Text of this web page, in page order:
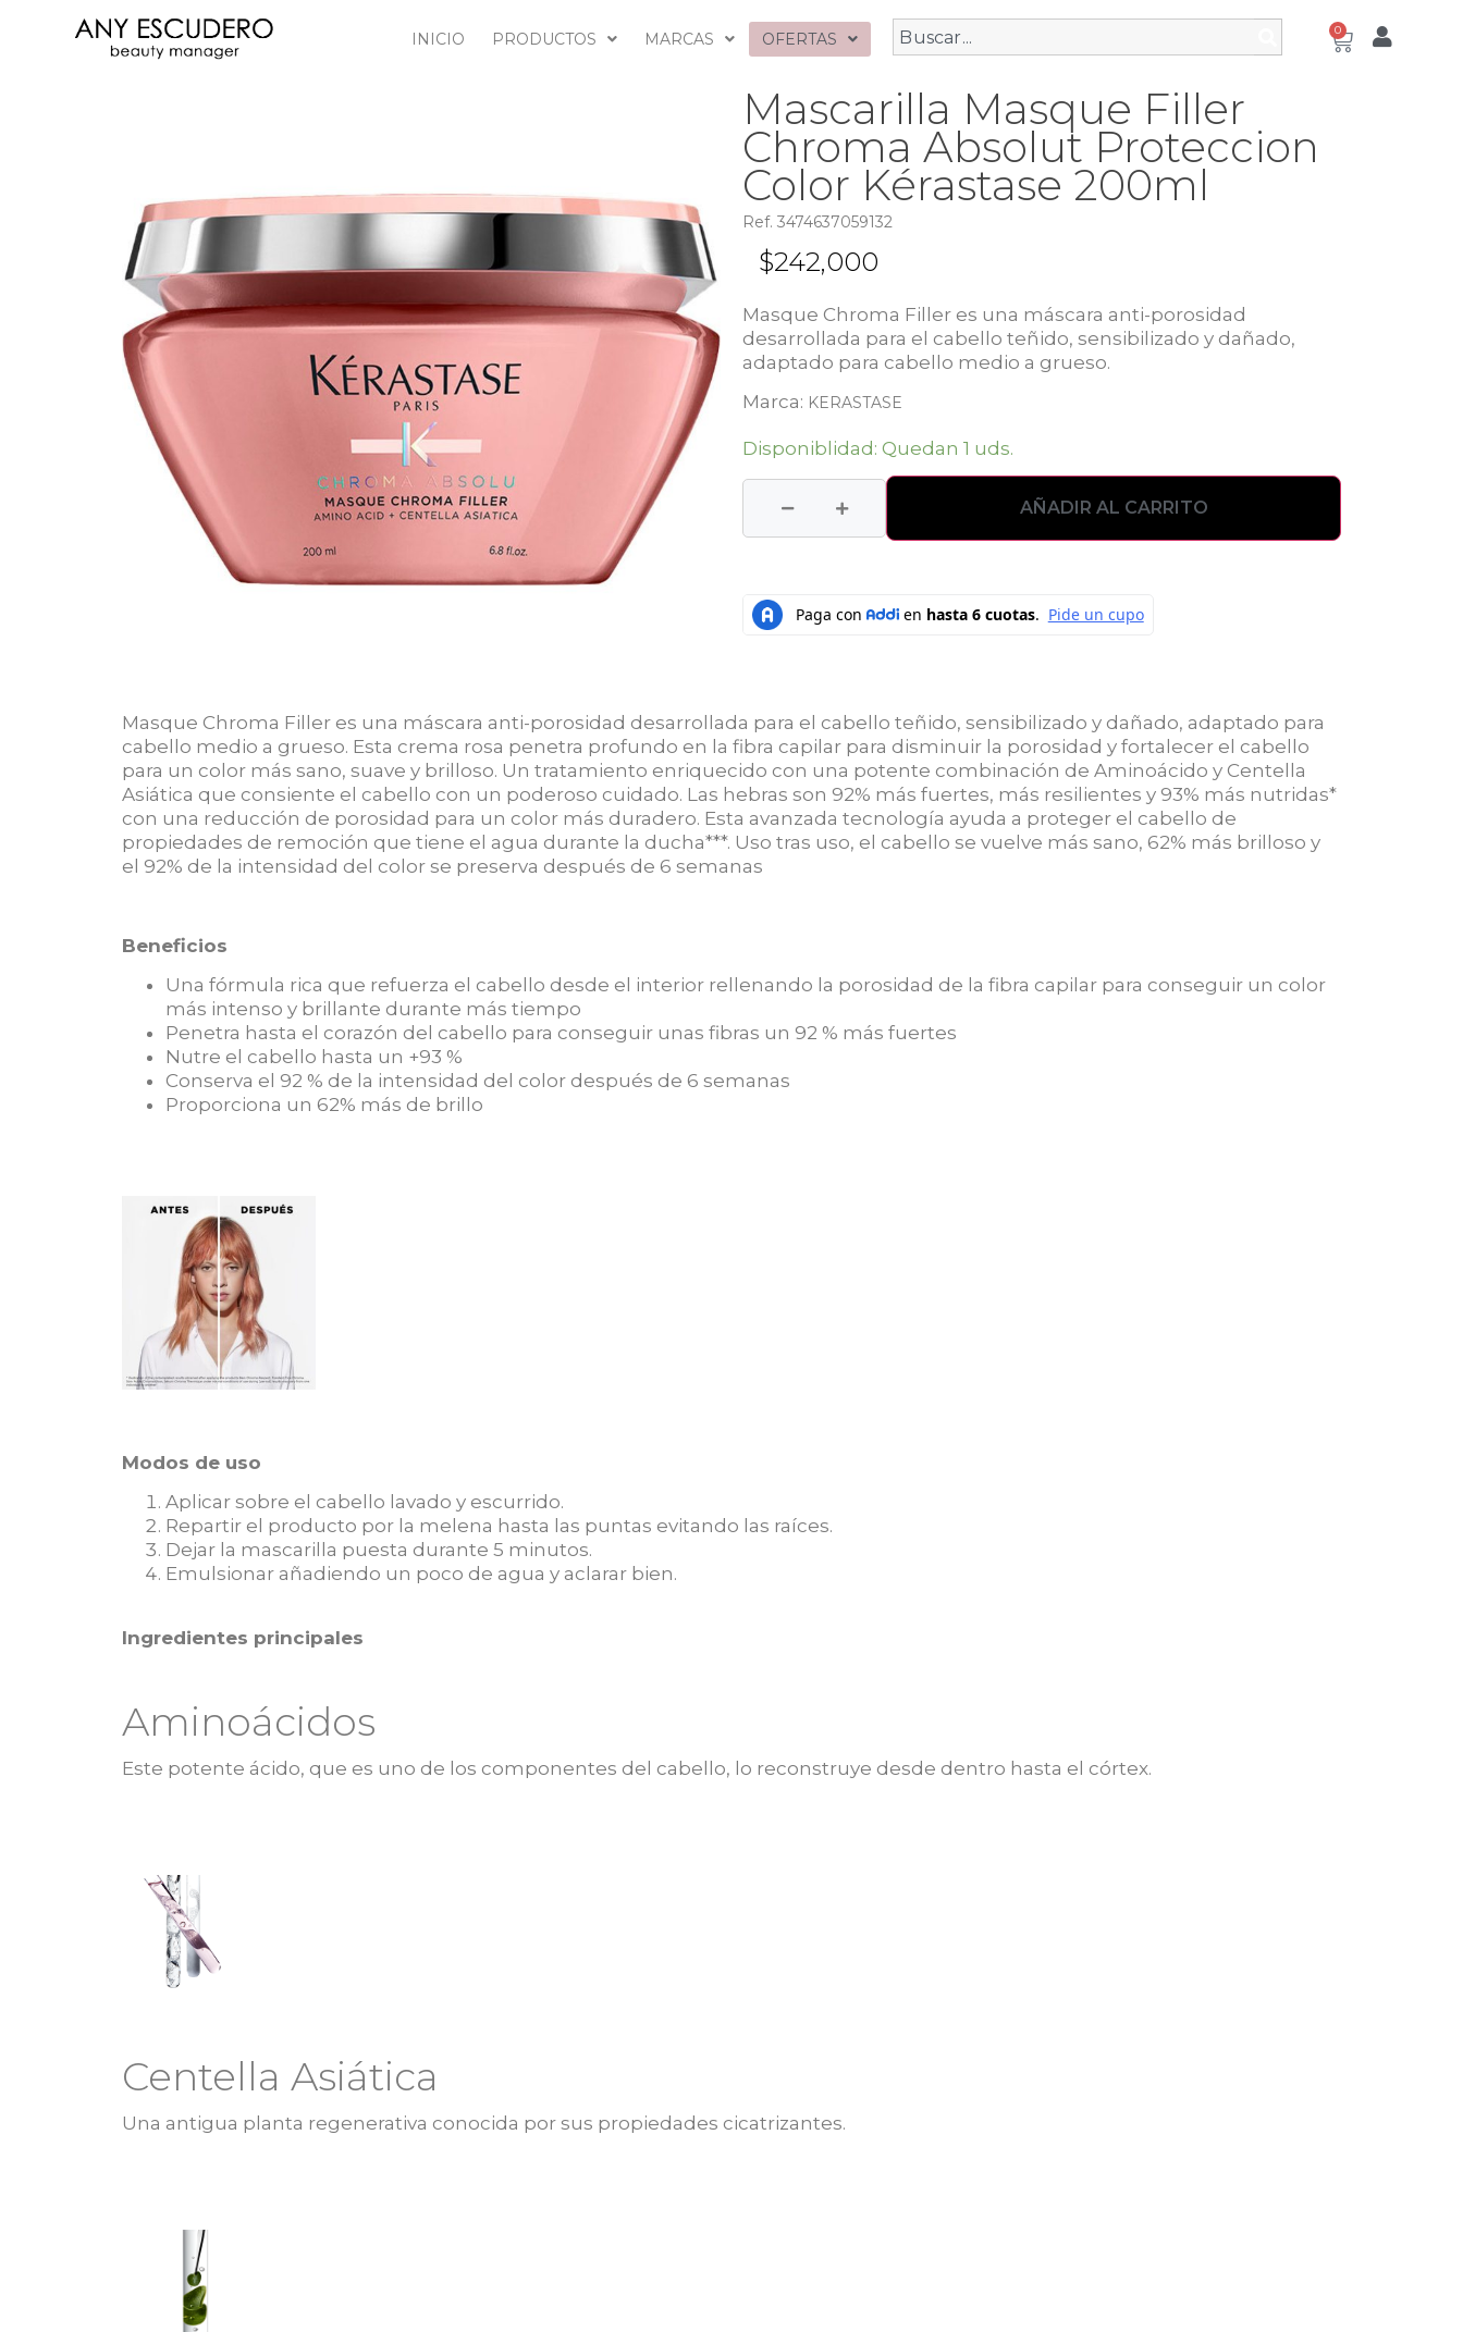
INICIO PRODUCTOS MARCAS OFERTAS 0
Mascarilla Masque Filler
Chroma Absolut Proteccion
Color Kérastase 200ml
Ref. 3474637059132
$242,000
Masque Chroma Filler es una máscara anti-porosidad
desarrollada para el cabello teñido, sensibilizado y dañado,
adaptado para cabello medio a grueso.
Marca: KERASTASE
Disponiblidad: Quedan 1 uds.
AÑADIR AL CARRITO
Masque Chroma Filler es una máscara anti-porosidad desarrollada para el cabello teñido, sensibilizado y dañado, adaptado para
cabello medio a grueso. Esta crema rosa penetra profundo en la fibra capilar para disminuir la porosidad y fortalecer el cabello
para un color más sano, suave y brilloso. Un tratamiento enriquecido con una potente combinación de Aminoácido y Centella
Asiática que consiente el cabello con un poderoso cuidado. Las hebras son 92% más fuertes, más resilientes y 93% más nutridas*
con una reducción de porosidad para un color más duradero. Esta avanzada tecnología ayuda a proteger el cabello de
propiedades de remoción que tiene el agua durante la ducha***. Uso tras uso, el cabello se vuelve más sano, 62% más brilloso y
el 92% de la intensidad del color se preserva después de 6 semanas
Beneficios
Una fórmula rica que refuerza el cabello desde el interior rellenando la porosidad de la fibra capilar para conseguir un color
más intenso y brillante durante más tiempo
Penetra hasta el corazón del cabello para conseguir unas fibras un 92 % más fuertes
Nutre el cabello hasta un +93 %
Conserva el 92 % de la intensidad del color después de 6 semanas
Proporciona un 62% más de brillo
Modos de uso
Aplicar sobre el cabello lavado y escurrido.
Repartir el producto por la melena hasta las puntas evitando las raíces.
Dejar la mascarilla puesta durante 5 minutos.
Emulsionar añadiendo un poco de agua y aclarar bien.
Ingredientes principales
Aminoácidos
Este potente ácido, que es uno de los componentes del cabello, lo reconstruye desde dentro hasta el córtex.
Centella Asiática
Una antigua planta regenerativa conocida por sus propiedades cicatrizantes.